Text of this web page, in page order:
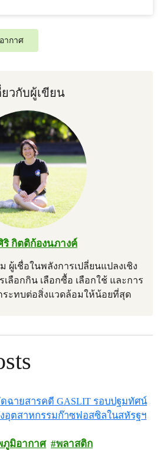
ากาศ
ยวกับผู้เขียน
ริ กิตติก้องนภางค์
ผู้เชื่อในพลังการเปลี่ยนแปลงเชิง
ลือกกิน เลือกซื้อ เลือกใช้ และการ
ระทบต่อสิ่งแวดล้อมให้น้อยที่สุด
ภูมิอากาศ
พลาสติก